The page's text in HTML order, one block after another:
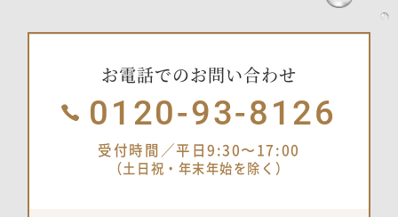
お電話でのお問い合わせ
0120-93-8126
受付時間／平日9:30〜17:00
（土日祝・年末年始を除く）